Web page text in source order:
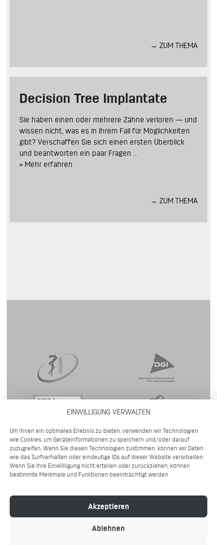
EINWILLIGUNG VERWALTEN
Um Ihnen ein optimales Erlebnis zu bieten, verwenden wir Technologien
wie Cookies, um Geräteinformationen zu speichern und/oder darauf
zuzugreifen. Wenn Sie diesen Technologien zustimmen, können wir Daten
wie das Surfverhalten oder eindeutige IDs auf dieser Website verarbeiten.
Wenn Sie Ihre Einwillligung nicht erteilen oder zurückziehen, können
bestimmte Merkmale und Funktionen beeinträchtigt werden.
Akzeptieren
Ablehnen
→ ZUM THEMA
Decision Tree Implantate
Sie haben einen oder mehrere Zähne verloren ― und
wissen nicht, was es in Ihrem Fall für Möglichkeiten
gibt? Verschaffen Sie sich einen ersten Überblick
und beantworten ein paar Fragen …
» Mehr erfahren
→ ZUM THEMA
©2026 DR. WENNINGER IMPLANTOLOGIE | GÖRRESSTRASSE 39 | 80798 M
ÜNCHEN | TEL (089) 954 10 900 | IMPRESSUM